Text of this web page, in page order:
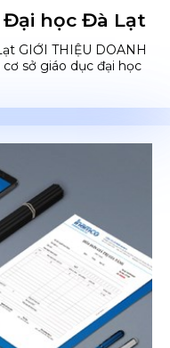
học Đà Lạt
GIỚI THIỆU DOANH
sở giáo dục đại học